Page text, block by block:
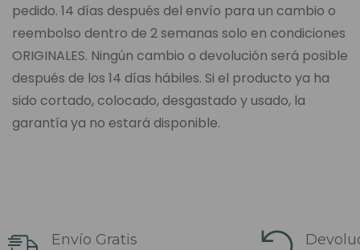
pedido. 14 días después del envío para un cambio o
reembolso dentro de 2 semanas solo en condiciones
ORIGINALES. Ningún cambio o devolución será posible
después de los 14 días hábiles. Si el producto ya ha
sido cortado, colocado, desgastado y usado, la
garantía ya no estará disponible.
Envío Gratis